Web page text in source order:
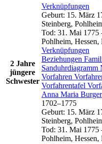
2 Jahre
jüngere
Schwester
Verknüpfungen
Geburt: 15. März
Steinberg,
Tod: 31. Mai 1775
Pohlheim, Hessen,
Verknüpfungen
Beziehungen
Sanduhrdiagramm
Vorfahren
Vorfahrentafel
Anna Maria Burger
1702–1775
Geburt: 15. März
Steinberg,
Tod: 31. Mai 1775
Pohlheim, Hessen,